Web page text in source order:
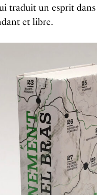
traduit un esprit
et libre.